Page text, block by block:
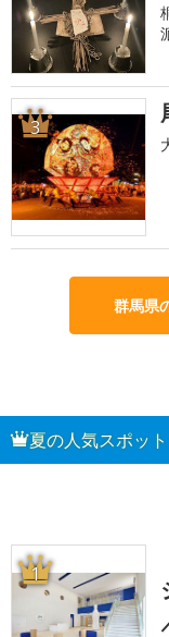
3
群馬県
夏の人気スポッ
1